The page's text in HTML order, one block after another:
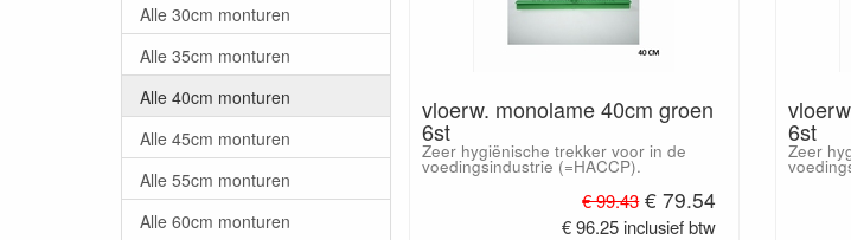
Alle 30cm monturen
Alle 35cm monturen
Alle 40cm monturen
Alle 45cm monturen
Alle 55cm monturen
Alle 60cm monturen
vloerw. monolame 40cm groen
6st
Zeer hygiënische trekker voor in de
voedingsindustrie (=HACCP).
€ 99.43 € 79.54
€ 96.25 inclusief btw
6st
Zeer